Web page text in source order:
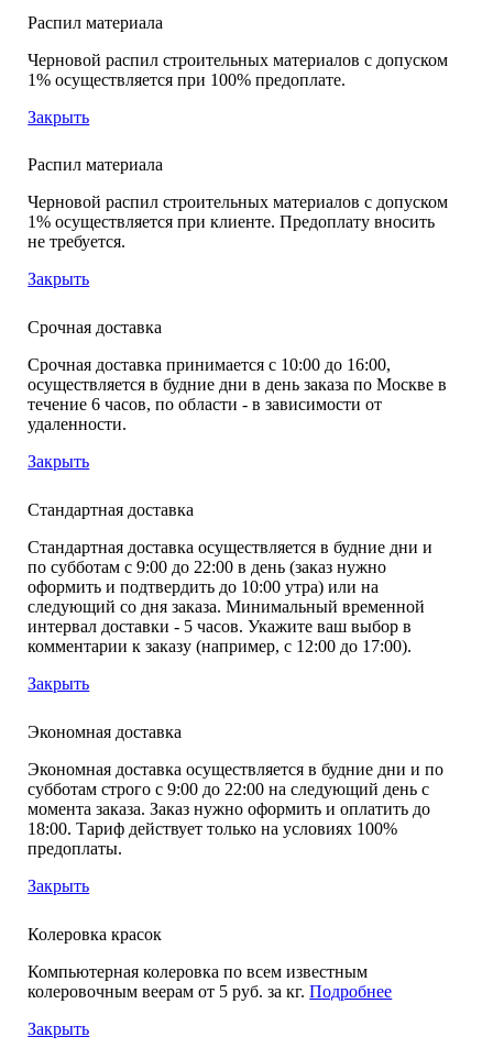
Распил материала
Черновой распил строительных материалов с допуском
1% осуществляется при 100% предоплате.
Закрыть
Распил материала
Черновой распил строительных материалов с допуском
1% осуществляется при клиенте. Предоплату вносить
не требуется.
Закрыть
Срочная доставка
Срочная доставка принимается с 10:00 до 16:00,
осуществляется в будние дни в день заказа по Москве в
течение 6 часов, по области - в зависимости от
удаленности.
Закрыть
Стандартная доставка
Стандартная доставка осуществляется в будние дни и
по субботам с 9:00 до 22:00 в день (заказ нужно
оформить и подтвердить до 10:00 утра) или на
следующий со дня заказа. Минимальный временной
интервал доставки - 5 часов. Укажите ваш выбор в
комментарии к заказу (например, с 12:00 до 17:00).
Закрыть
Экономная доставка
Экономная доставка осуществляется в будние дни и по
субботам строго с 9:00 до 22:00 на следующий день с
момента заказа. Заказ нужно оформить и оплатить до
18:00. Тариф действует только на условиях 100%
предоплаты.
Закрыть
Колеровка красок
Компьютерная колеровка по всем известным
колеровочным веерам от 5 руб. за кг.Подробнее
Закрыть